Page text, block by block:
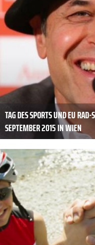
TAG DES SPORTS UND EU
SEPTEMBER 2015 IN WIEN